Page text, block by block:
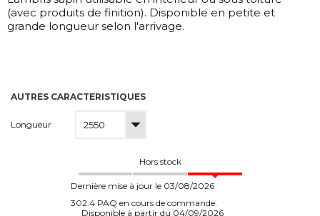
(avec produits de finition). Disponible en petite et
grande longueur selon l'arrivage.
AUTRES CARACTERISTIQUES
Longueur
Hors stock
Dernière mise à jour le 03/08/2026
302.4 PAQ en cours de commande.
Disponible à partir du 04/09/2026